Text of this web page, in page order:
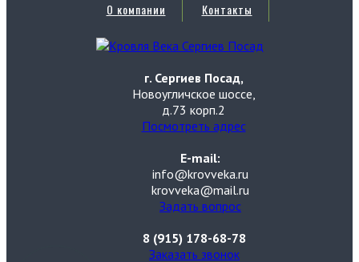
О компании
Контакты
г. Сергиев Посад,
Новоугличское шоссе,
д.73 корп.2
Посмотреть адрес
E-mail:
info@krovveka.ru
krovveka@mail.ru
Задать вопрос
8 (915) 178-68-78
Заказать звонок